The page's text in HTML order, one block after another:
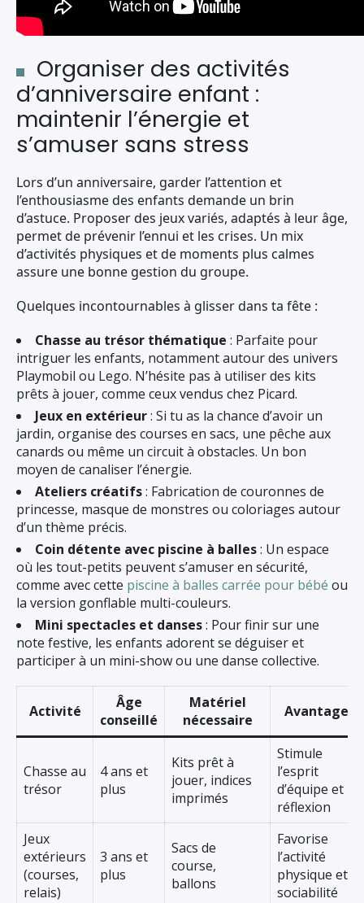
Organiser des activités
d’anniversaire enfant :
maintenir l’énergie et
s’amuser sans stress
Lors d’un anniversaire, garder l’attention et
l’enthousiasme des enfants demande un brin
d’astuce. Proposer des jeux variés, adaptés à leur âge,
permet de prévenir l’ennui et les crises. Un mix
d’activités physiques et de moments plus calmes
assure une bonne gestion du groupe.
Quelques incontournables à glisser dans ta fête :
Chasse au trésor thématique : Parfaite pour
intriguer les enfants, notamment autour des univers
Playmobil ou Lego. N’hésite pas à utiliser des kits
prêts à jouer, comme ceux vendus chez Picard.
Jeux en extérieur: Si tu as la chance d’avoir un
jardin, organise des courses en sacs, une pêche aux
canards ou même un circuit à obstacles. Un bon
moyen de canaliser l’énergie.
Ateliers créatifs: Fabrication de couronnes de
princesse, masque de monstres ou coloriages autour
d’un thème précis.
Coin détente avec piscine à balles: Un espace
où les tout-petits peuvent s’amuser en sécurité,
comme avec cette piscine à balles carrée pour bébé ou
la version gonflable multi-couleurs.
Mini spectacles et danses: Pour finir sur une
note festive, les enfants adorent se déguiser et
participer à un mini-show ou une danse collective.
Activité
Âge
conseillé
Matériel
nécessaire
Avantages
Chasse au
trésor
4 ans et
plus
Kits prêt à
jouer, indices
imprimés
Stimule
l’esprit
d’équipe et la
réflexion
Jeux
extérieurs
(courses,
relais)
3 ans et
plus
Sacs de
course,
ballons
Favorise
l’activité
physique et la
sociabilité